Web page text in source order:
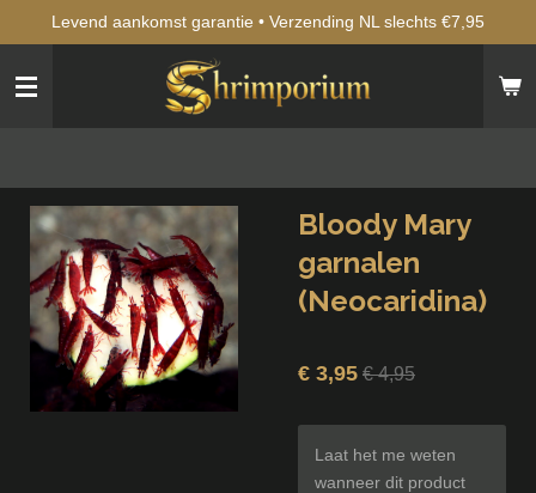
naar
hoofdinhoud
Levend aankomst garantie • Verzending NL slechts €7,95
Bloody Mary
garnalen
(Neocaridina)
€ 3,95 € 4,95
Laat het me weten
wanneer dit product